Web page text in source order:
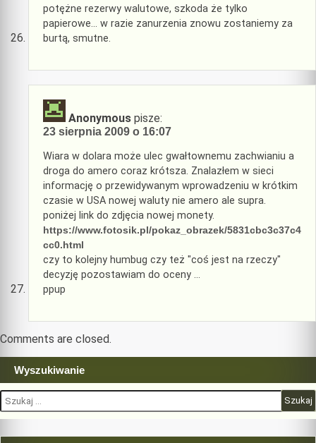
potężne rezerwy walutowe, szkoda że tylko
papierowe… w razie zanurzenia znowu zostaniemy za
burtą, smutne.
Anonymous pisze:
23 sierpnia 2009 o 16:07
Wiara w dolara może ulec gwałtownemu zachwianiu a
droga do amero coraz krótsza. Znalazłem w sieci
informację o przewidywanym wprowadzeniu w krótkim
czasie w USA nowej waluty nie amero ale supra.
poniżej link do zdjęcia nowej monety.
https://www.fotosik.pl/pokaz_obrazek/5831cbc3c37c4
cc0.html
czy to kolejny humbug czy też "coś jest na rzeczy"
decyzję pozostawiam do oceny …
ppup
Comments are closed.
Wyszukiwanie
Szukaj: